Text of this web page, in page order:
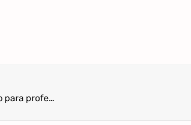
E-book: “Técnicas y recursos de acompañamiento humanizado para profesionales del ámbito materno infantil. Desarrollo de proyectos y crecimiento profesional”.